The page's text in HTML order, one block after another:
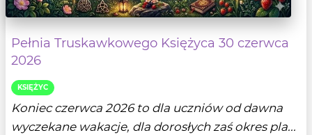
Pełnia Truskawkowego Księżyca 30 czerwca
2026
KSIĘŻYC
Koniec czerwca 2026 to dla uczniów od dawna
wyczekane wakacje, dla dorosłych zaś okres pla...